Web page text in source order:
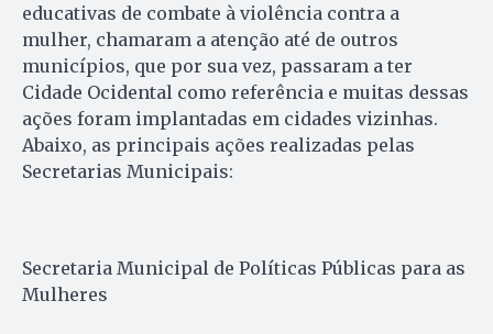
educativas de combate à violência contra a
mulher, chamaram a atenção até de outros
municípios, que por sua vez, passaram a ter
Cidade Ocidental como referência e muitas dessas
ações foram implantadas em cidades vizinhas.
Abaixo, as principais ações realizadas pelas
Secretarias Municipais:
Secretaria Municipal de Políticas Públicas para as
Mulheres